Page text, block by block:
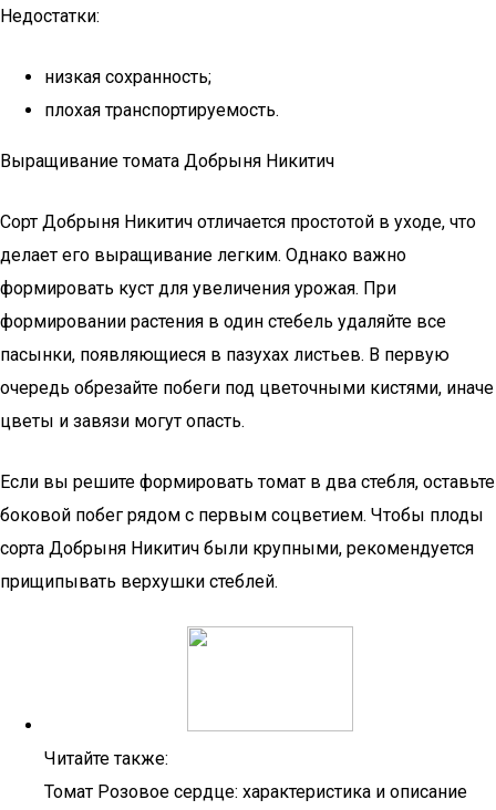
Недостатки:
низкая сохранность;
плохая транспортируемость.
Выращивание томата Добрыня Никитич
Сорт Добрыня Никитич отличается простотой в уходе, что
делает его выращивание легким. Однако важно
формировать куст для увеличения урожая. При
формировании растения в один стебель удаляйте все
пасынки, появляющиеся в пазухах листьев. В первую
очередь обрезайте побеги под цветочными кистями, иначе
цветы и завязи могут опасть.
Если вы решите формировать томат в два стебля, оставьте
боковой побег рядом с первым соцветием. Чтобы плоды
сорта Добрыня Никитич были крупными, рекомендуется
прищипывать верхушки стеблей.
Читайте также:
Томат Розовое сердце: характеристика и описание